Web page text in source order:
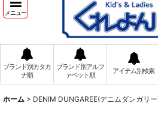
メニュー
ブランド別カタカ
ナ順
ブランド別アルフ
ァベット順
アイテム別検索
ホーム > DENIM DUNGAREE(デニムダンガリ